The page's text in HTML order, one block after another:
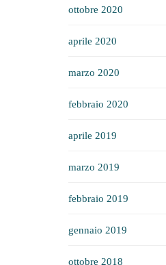
ottobre 2020
aprile 2020
marzo 2020
febbraio 2020
aprile 2019
marzo 2019
febbraio 2019
gennaio 2019
ottobre 2018